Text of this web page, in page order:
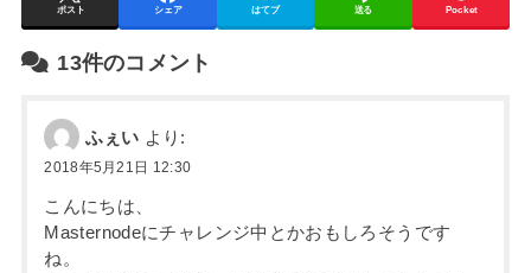
ポスト シェア はてブ 送る Pocket
13件のコメント
ふぇい より:
2018年5月21日 12:30
こんにちは、
Masternodeにチャレンジ中とかおもしろそうです
ね。